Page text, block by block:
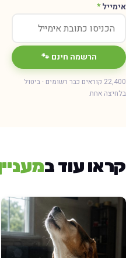
*
הרשמה חינם 🐾
22,400 קוראים כבר רשומים · ביטול
אחת
עוד במעניין